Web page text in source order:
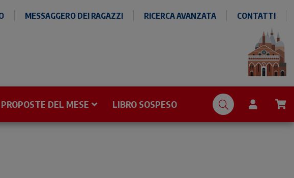
MESSAGGERO DEI RAGAZZI RICERCA AVANZATA CONTATTI
PROPOSTE DEL MESE LIBRO SOSPESO